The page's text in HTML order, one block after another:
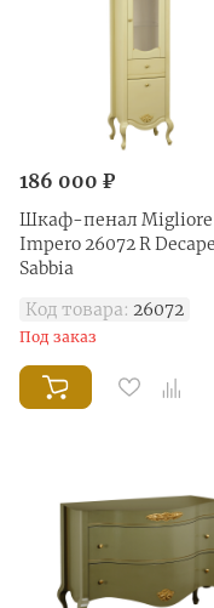
186 000 ₽
Шкаф-пенал Migliore
Impero 26072 R Decape
Sabbia
Код товара: 26072
Под заказ